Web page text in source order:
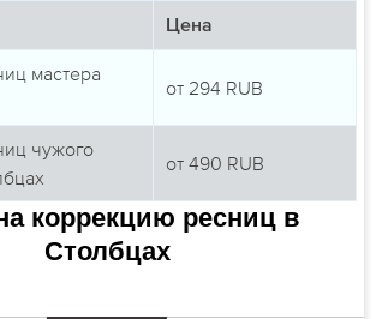
Цена
мастера
от 294 RUB
чужого
от 490 RUB
коррекцию ресниц в
Столбцах